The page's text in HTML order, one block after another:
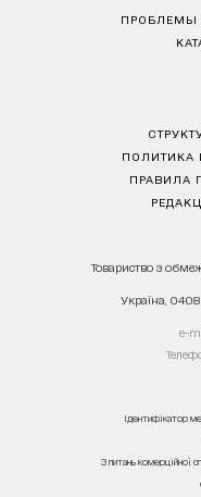
ПРОБЛЕМЫ
ПОЛИТИКА
ПРАВИЛА
Товариство з
Україна,
е-
Ідентифікатор
З питань комерційної